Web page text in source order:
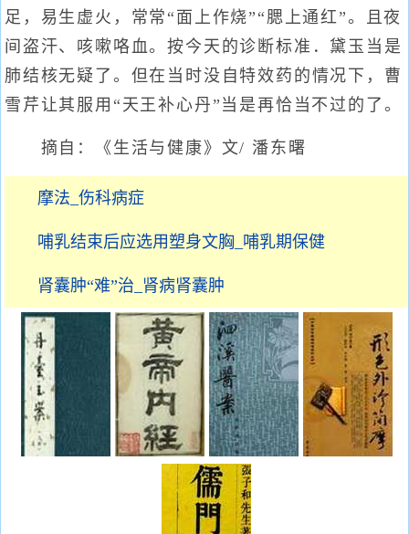
足，易生虚火，常常“面上作烧”“腮上通红”。且夜
间盗汗、咳嗽咯血。按今天的诊断标准．黛玉当是
肺结核无疑了。但在当时没自特效药的情况下，曹
雪芹让其服用“天王补心丹”当是再恰当不过的了。
摘自：《生活与健康》文/ 潘东曙
摩法_伤科病症
哺乳结束后应选用塑身文胸_哺乳期保健
肾囊肿“难”治_肾病肾囊肿